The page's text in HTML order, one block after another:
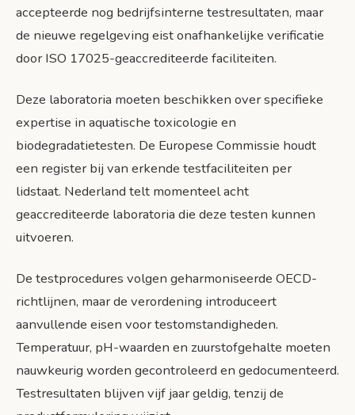
accepteerde nog bedrijfsinterne testresultaten, maar
de nieuwe regelgeving eist onafhankelijke verificatie
door ISO 17025-geaccrediteerde faciliteiten.
Deze laboratoria moeten beschikken over specifieke
expertise in aquatische toxicologie en
biodegradatietesten. De Europese Commissie houdt
een register bij van erkende testfaciliteiten per
lidstaat. Nederland telt momenteel acht
geaccrediteerde laboratoria die deze testen kunnen
uitvoeren.
De testprocedures volgen geharmoniseerde OECD-
richtlijnen, maar de verordening introduceert
aanvullende eisen voor testomstandigheden.
Temperatuur, pH-waarden en zuurstofgehalte moeten
nauwkeurig worden gecontroleerd en gedocumenteerd.
Testresultaten blijven vijf jaar geldig, tenzij de